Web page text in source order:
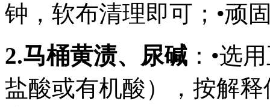
钟，软布清理即可；•顽
2.马桶黄渍、尿碱 ：•选
盐酸或有机酸），按解